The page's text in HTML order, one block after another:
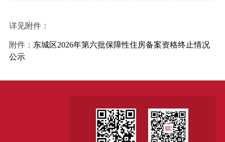
详见附件：
附件： 东城区2026年第六批保障性住房备案资格终止情况
公示